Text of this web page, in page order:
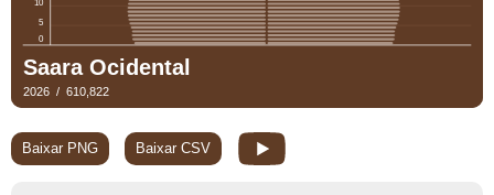
Baixar PNG Baixar CSV